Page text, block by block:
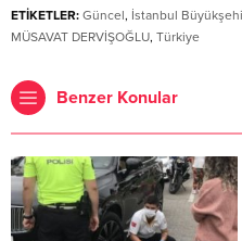
ETİKETLER: Güncel, İstanbul
MÜSAVAT DERVİŞOĞLU, Türkiye
Benzer Konular